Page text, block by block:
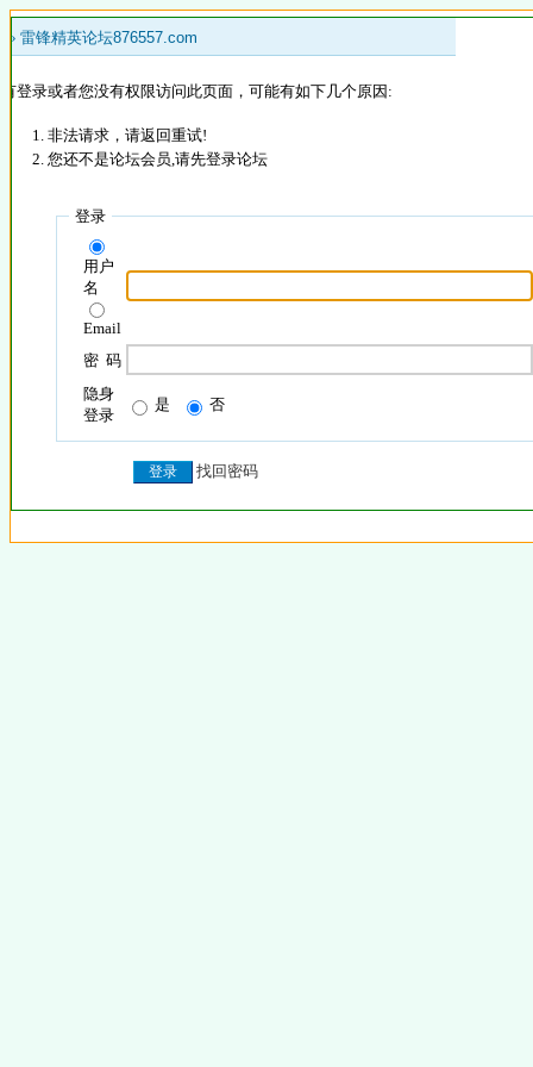
» 雷锋精英论坛876557.com
登录或者您没有权限访问此页面，可能有如下几个原因:
非法请求，请返回重试!
您还不是论坛会员,请先登录论坛
登录
用户
名
Email
密 码
隐身
登录
是 否
找回密码